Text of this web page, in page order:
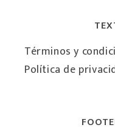
Términos y
Política de